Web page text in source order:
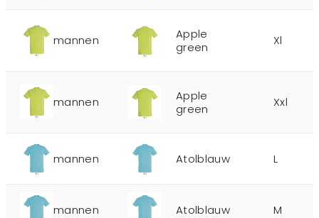
mannen
Apple
green
Xl
mannen
Apple
green
Xxl
mannen Atolblauw L
mannen Atolblauw M